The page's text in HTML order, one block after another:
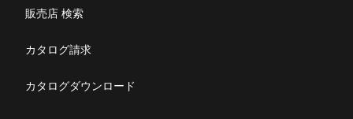
特定整備(自動車一覧表）
ふそうライフ
FUSOマガジン
販売店 検索
カタログ請求
カタログダウンロード